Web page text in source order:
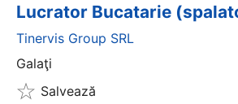
Lucrator Bucatarie
Tinervis Group SRL
Galaţi
Salvează